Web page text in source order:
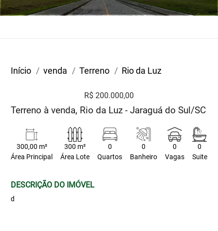
Início venda Terreno Rio da Luz
R$ 200.000,00
Terreno à venda, Rio da Luz - Jaraguá do Sul/SC
300,00 m²
Área Principal
300 m²
Área Lote
0
Quartos
0
Banheiro
0
Vagas
0
Suite
DESCRIÇÃO DO IMÓVEL
d